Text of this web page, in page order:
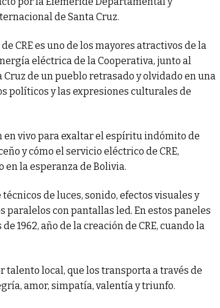
de Santa Cruz.
CRE es uno de los mayores atractivos de la
eléctrica de la Cooperativa, junto al
de un pueblo retrasado y olvidado en una
políticos y las expresiones culturales de
vivo para exaltar el espíritu indómito de
y cómo el servicio eléctrico de CRE,
la esperanza de Bolivia.
de luces, sonido, efectos visuales y
paralelos con pantallas led. En estos paneles
1962, año de la creación de CRE, cuando la
local, que los transporta a través de
amor, simpatía, valentía y triunfo.